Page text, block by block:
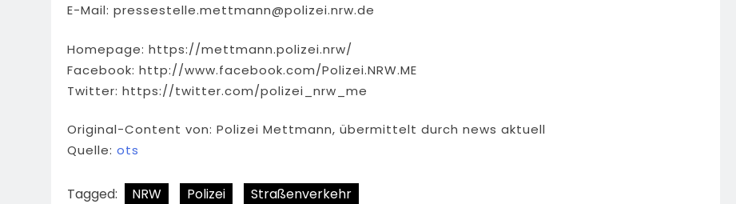
E-Mail: pressestelle.mettmann@polizei.nrw.de
Homepage: https://mettmann.polizei.nrw/
Facebook: http://www.facebook.com/Polizei.NRW.ME
Twitter: https://twitter.com/polizei_nrw_me
Original-Content von: Polizei Mettmann, übermittelt durch news aktuell
Quelle: ots
Tagged: NRW Polizei Straßenverkehr